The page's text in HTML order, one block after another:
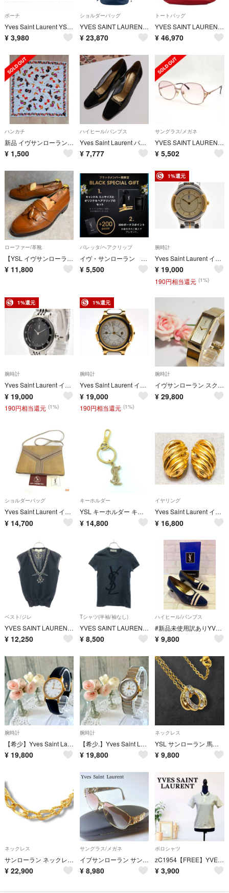
ポーチ
Yves Saint Laurent YSL レッドエナメル ポーチ 牛革日本製
¥ 3,980
ショルダーバッグ
YVES SAINT LAURENT / イヴサンローラン | YSL ロゴ ステッチ ショルダーバッグ | ネイビー | レディース
¥ 23,870
トートバッグ
YVES SAINT LAURENT / イヴサンローラン | Roady Hobo bag ローディ レザー ワンショルダー バッグ | レッド/ゴールド | レディース
¥ 46,970
ハンカチ
新品 イヴサンローラン YSL ハンカチ ロゴ ドット アイボリー
¥ 1,500
ハイヒール/パンプス
Yves Saint Laurent パンプス 黒 ゴールド 美品
¥ 7,777
サングラス/メガネ
YVES SAINT LAURENT / イブサンローラン ◆ヴィンテージ 眼鏡フレーム メガネ 度入り サイドロゴ 【サングラス/メガネ/眼鏡】 ブランド【中古】 [0220564198]
¥ 5,502
ローファー/革靴
【YSL イヴサンローラン】24EE/タッセルローファー/茶色/レザー
¥ 11,800
バレッタ/ヘアクリップ
イヴ・サンローラン バースデーギフト
¥ 5,500
1%還元
腕時計
Yves Saint Laurent イヴ・サンローラン 5420-F4457Y クォーツ 腕時計 ベージュ文字盤 YSLロゴ カサンドラ コンビカラー ステンレス レディース ドレスウォッチ
¥ 19,000
190円相当還元 (1%)
1%還元
腕時計
Yves Saint Laurent イヴ・サンローラン 5421-H10058Y クォーツ 腕時計 ブラック文字盤 YSLロゴ カサンドラ ステンレス レディース ドレスウォッチ
¥ 19,000
190円相当還元 (1%)
1%還元
腕時計
Yves Saint Laurent イヴ・サンローラン 530651 クォーツ 腕時計 ホワイト文字盤 コンビカラー YSLロゴ カサンドラ ステンレス ドレスウォッチ ユニセックス
¥ 19,000
190円相当還元 (1%)
腕時計
イヴサンローラン スクエア バングルウォッチ レディース腕時計 美品 K221
¥ 29,800
ショルダーバッグ
Yves Saint Laurent イヴサンローラン ショルダーバッグ
¥ 14,700
キーホルダー
YSL キーホルダー キーリング カサンドラ ロゴ ゴールドカラー
¥ 14,800
イヤリング
Yves Saint Laurent イヴサンローラン イヤリング
¥ 16,800
ベスト/ジレ
YVES SAINT LAURENT イヴサンローラン エンブロイダリーニットベスト 156130 ブラック S
¥ 12,250
Tシャツ(半袖/袖なし)
YVES SAINT LAURENT イヴサンローラン ロゴフロッキープリントTシャツ 118030-X3051 ネイビー系
¥ 8,500
ハイヒール/パンプス
#新品未使用訳ありYVES SAINT LAURENT パンプス ネイビー 35
¥ 9,800
腕時計
【希少】Yves Saint Laurent サンローラン 腕時計 総柄ラウンド
¥ 19,800
腕時計
【希少.】Yves Saint Laurent 腕時計 SS ラウンド シルバー
¥ 19,800
ネックレス
YSL サンローラン 馬蹄ラインストーン ネックレス ゴールド 152
¥ 9,800
ネックレス
サンローラン ネックレス ロープ ツイスト オーバル リンク ゴールド 4232
¥ 22,900
サングラス/メガネ
イブサンローラン サングラス 31-5704 ウェリントン ゴールド金具 YSL
¥ 8,980
ポロシャツ
zC1954【FREE】YVES SAINT LAURENT ポロシャツ
¥ 3,900